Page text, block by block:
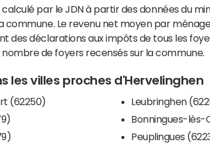
par le JDN à partir des données du
commune. Le revenu net moyen par
des déclarations aux impôts de tous les
de foyers recensés sur la commune.
les villes proches d'Hervelinghen
(62250)
Leubringhen
Bonningues-lès-
Peuplingues